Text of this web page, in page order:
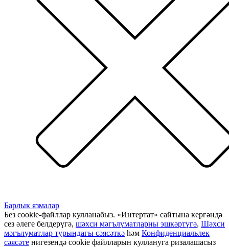
Барлык язмалар
Без cookie-файллар кулланабыз. «Интертат» сайтына кергәндә
сез әлеге белдерүгә, шәхси мәгълүматларны эшкәртүгә, Шәхси
мәгълүматлар турындагы сәясәткә һәм Конфиденциальлек
сәясәте нигезендә cookie файлларын куллануга ризалашасыз